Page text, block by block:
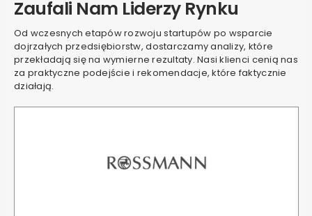
Zaufali Nam Liderzy Rynku
Od wczesnych etapów rozwoju startupów po wsparcie
dojrzałych przedsiębiorstw, dostarczamy analizy, które
przekładają się na wymierne rezultaty. Nasi klienci cenią nas
za praktyczne podejście i rekomendacje, które faktycznie
działają.